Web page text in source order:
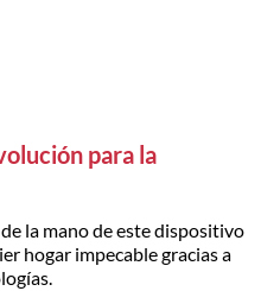
para la
la mano de este dispositivo
hogar impecable gracias a